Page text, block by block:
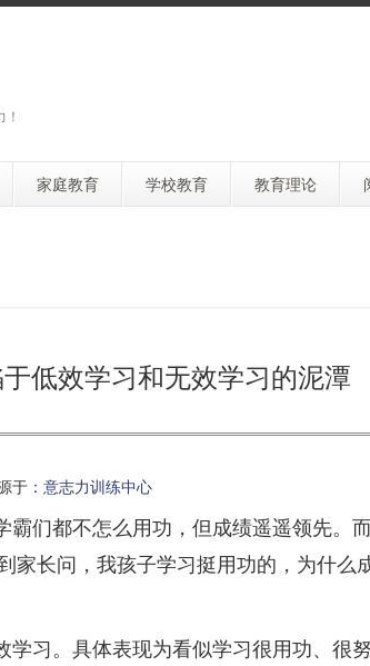
家庭教育 学校教育 教育理论
低效学习和无效学习的泥潭
： 意志力训练中心
们都不怎么用功，但成绩遥遥领先。
家长问，我孩子学习挺用功的，为什么
习。具体表现为看似学习很用功、很